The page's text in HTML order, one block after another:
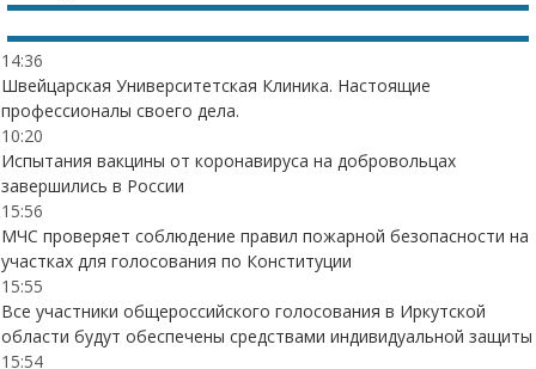
14:36
Швейцарская Университетская Клиника. Настоящие
профессионалы своего дела.
10:20
Испытания вакцины от коронавируса на добровольцах
завершились в России
15:56
МЧС проверяет соблюдение правил пожарной безопасности на
участках для голосования по Конституции
15:55
Все участники общероссийского голосования в Иркутской
области будут обеспечены средствами индивидуальной защиты
15:54